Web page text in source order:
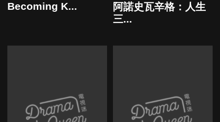
Becoming K...
阿諾史瓦辛格：人生
三...